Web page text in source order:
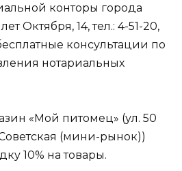
конторы города
Октября, 14, тел.: 4-51-20,
консультации по
нотариальных
«Мой питомец» (ул. 50
Советская (мини-рынок))
10% на товары.